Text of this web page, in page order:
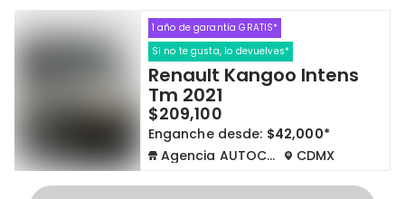
Cdmx y Edo Mex Querétaro
Negociar precio
Borrar todo Ver autos
1 año de garantía GRATIS*
Si no te gusta, lo devuelves*
Renault Kangoo Intens
Tm 2021
$209,100
Enganche desde: $42,000*
Agencia AUTOCOM
CDMX